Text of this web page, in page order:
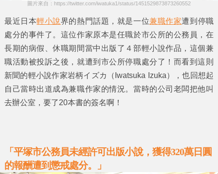
圖片來自：https://twitter.com/iwatuka1/status/1451529873873260552
最近日本輕小說界的熱門話題，就是一位兼職作家遭到停職
處分的事件了。這位作家原本是任職於市公所的公務員 ，在
長期的病假、休職期間當中出版了４部輕小說作品，這個兼
職活動被投訴之後，就遭到市公所停職處分了！而看到這則
新聞的輕小說作家岩柄イズカ（Iwatsuka Izuka）
，也回想起
自己當時出道成為兼職作家的情況。當時的公司老闆把他叫
去辦公室，要了20本書的簽名啊！
「平塚市公務員未經許可出版小說，獲得320萬日圓
的報酬遭到懲戒處分。」